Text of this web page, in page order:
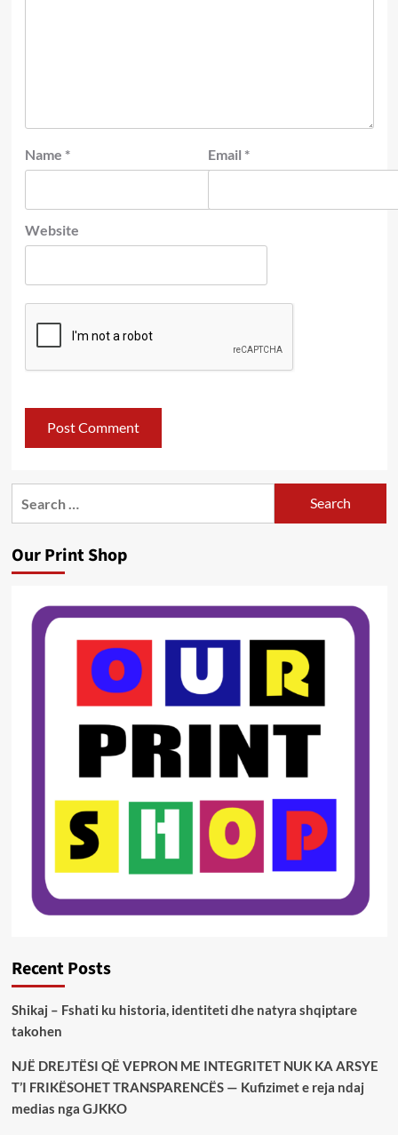
Name * Email *
Website
Our Print Shop
Recent Posts
Shikaj – Fshati ku historia, identiteti dhe natyra shqiptare
takohen
NJË DREJTËSI QË VEPRON ME INTEGRITET NUK KA ARSYE
T’I FRIKËSOHET TRANSPARENCËS — Kufizimet e reja ndaj
medias nga GJKKO